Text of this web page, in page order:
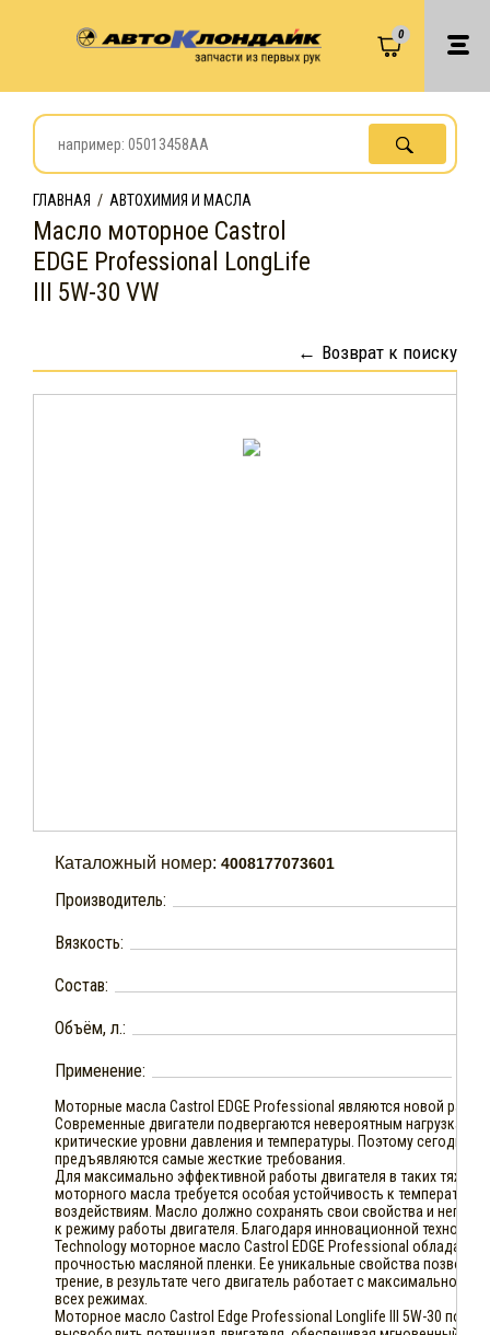
0
ГЛАВНАЯ / АВТОХИМИЯ И МАСЛА
Масло моторное Castrol
EDGE Professional LongLife
III 5W-30 VW
Возврат к поиску
Каталожный номер: 4008177073601
Производитель:
Вязкость:
Состав:
Объём, л.:
Применение:
Моторные масла Castrol EDGE Professional являются новой
Современные двигатели подвергаются невероятным нагрузкам,
критические уровни давления и температуры. Поэтому сегодня
предъявляются самые жесткие требования.
Для максимально эффективной работы двигателя в таких
моторного масла требуется особая устойчивость к
воздействиям. Масло должно сохранять свои свойства и
к режиму работы двигателя. Благодаря инновационной
Technology моторное масло Castrol EDGE Professional обладает
прочностью масляной пленки. Ее уникальные свойства
трение, в результате чего двигатель работает с максимальной
всех режимах.
Моторное масло Castrol Edge Professional Longlife III 5W-30